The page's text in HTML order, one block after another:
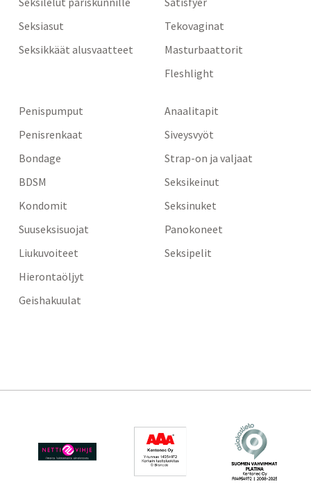
Seksiasut
Seksikkäät alusvaatteet
Tekovaginat
Masturbaattorit
Fleshlight
Penispumput
Penisrenkaat
Bondage
BDSM
Kondomit
Suuseksisuojat
Liukuvoiteet
Hierontaöljyt
Geishakuulat
Anaalitapit
Siveysvyöt
Strap-on ja valjaat
Seksikeinut
Seksinuket
Panokoneet
Seksipelit